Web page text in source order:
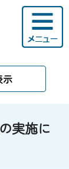
示
実施に